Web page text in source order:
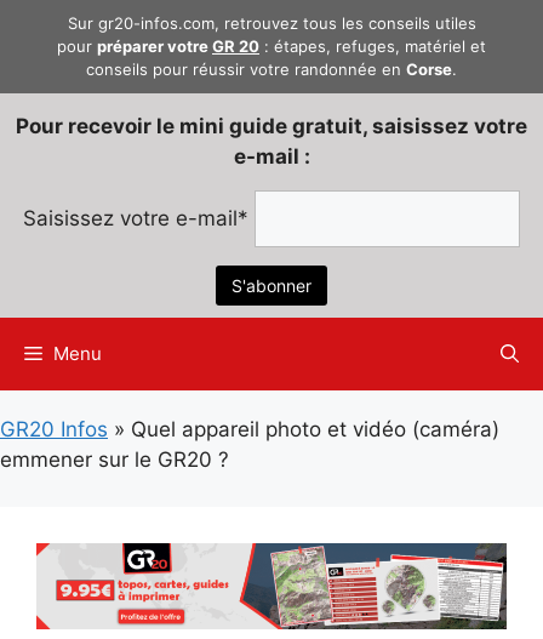
Sur gr20-infos.com, retrouvez tous les conseils utiles
pour préparer votreGR 20 : étapes, refuges, matériel et
conseils pour réussir votre randonnée en Corse.
Pour recevoir le mini guide gratuit, saisissez votre
e-mail :
Saisissez votre e-mail*
Menu
GR20 Infos » Quel appareil photo et vidéo (caméra)
emmener sur le GR20 ?